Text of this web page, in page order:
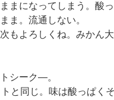
まになってしまう。酸
ま。流通しない。
もよろしくね。みかん
シーク―。
と同じ。味は酸っぱく